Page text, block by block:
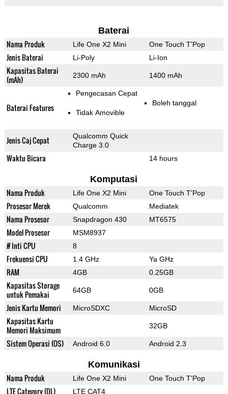
Baterai
Nama Produk Life One X2 Mini One Touch T'Pop
Jenis Baterai Li-Poly Li-Ion
Kapasitas Baterai
(mAh)
2300 mAh 1400 mAh
Baterai Features
Pengecasan Cepat
Tidak Amovible
Boleh tanggal
Jenis Caj Cepat
Qualcomm Quick
Charge 3.0
Waktu Bicara 14 hours
Komputasi
Nama Produk Life One X2 Mini One Touch T'Pop
Prosesor Merek Qualcomm Mediatek
Nama Prosesor Snapdragon 430 MT6575
Model Prosesor MSM8937
# Inti CPU 8
Frekuensi CPU 1.4 GHz Ya GHz
RAM 4GB 0.25GB
Kapasitas Storage
untuk Pemakai
64GB 0GB
Jenis Kartu Memori MicroSDXC MicroSD
Kapasitas Kartu
Memori Maksimum
32GB
Sistem Operasi (OS) Android 6.0 Android 2.3
Komunikasi
Nama Produk Life One X2 Mini One Touch T'Pop
LTE Category (DL) LTE CAT4